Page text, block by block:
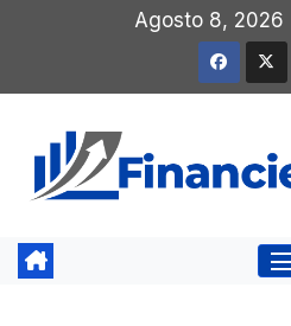
contenido
Agosto 8, 2026